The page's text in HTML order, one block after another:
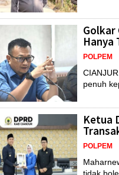
Golkar
Hanya
POLPEM
penuh
Ketua
POLPEM